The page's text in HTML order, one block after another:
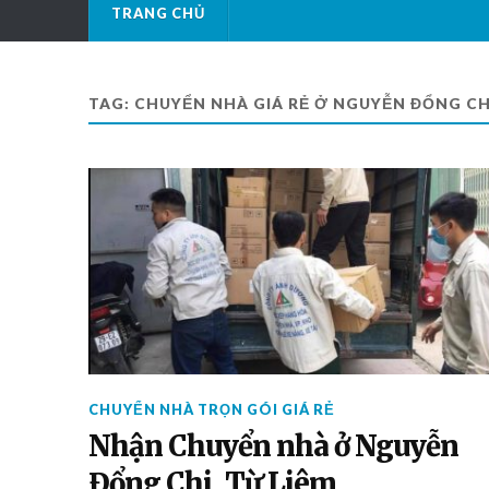
TRANG CHỦ
TAG: CHUYỂN NHÀ GIÁ RẺ Ở NGUYỄN ĐỔNG
CHUYỂN NHÀ TRỌN GÓI GIÁ RẺ
Nhận Chuyển nhà ở Nguyễn